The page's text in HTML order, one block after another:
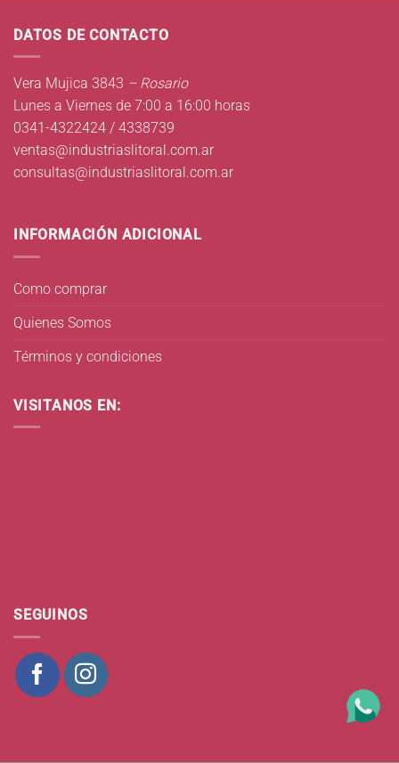
DATOS DE CONTACTO
Vera Mujica 3843 – Rosario
Lunes a Viernes de 7:00 a 16:00 horas
0341-4322424 / 4338739
ventas@industriaslitoral.com.ar
consultas@industriaslitoral.com.ar
INFORMACIÓN ADICIONAL
Como comprar
Quienes Somos
Términos y condiciones
VISITANOS EN:
SEGUINOS